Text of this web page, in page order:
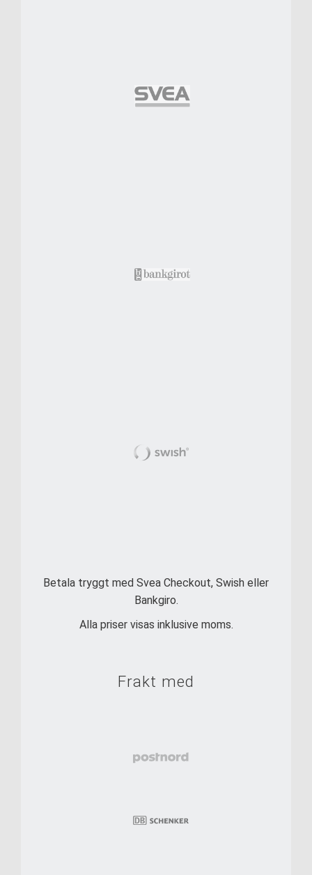
Betala tryggt med Svea Checkout, Swish eller
Bankgiro.
Alla priser visas inklusive moms.
Frakt med